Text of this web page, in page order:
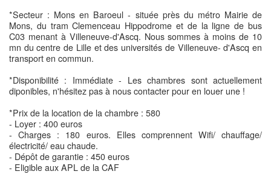
*Secteur : Mons en Baroeul - située près du métro Mairie de
Mons, du tram Clemenceau Hippodrome et de la ligne de bus
C03 menant à Villeneuve-d'Ascq. Nous sommes à moins de 10
mn du centre de Lille et des universités de Villeneuve- d'Ascq en
transport en commun.
*Disponibilité : Immédiate - Les chambres sont actuellement
diponibles, n'hésitez pas à nous contacter pour en louer une !
*Prix de la location de la chambre : 580
- Loyer : 400 euros
- Charges : 180 euros. Elles comprennent Wifi/ chauffage/
électricité/ eau chaude.
- Dépôt de garantie : 450 euros
- Eligible aux APL de la CAF